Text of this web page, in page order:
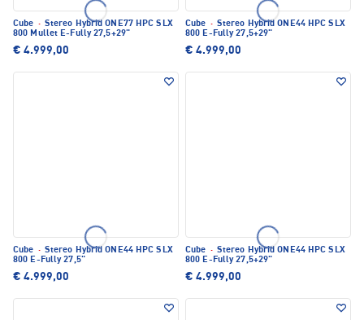
Cube · Stereo Hybrid ONE77 HPC SLX
800 Mullet E-Fully 27,5+29"
€ 4.999,00
Cube · Stereo Hybrid ONE44 HPC SLX
800 E-Fully 27,5+29"
€ 4.999,00
Cube · Stereo Hybrid ONE44 HPC SLX
800 E-Fully 27,5"
€ 4.999,00
Cube · Stereo Hybrid ONE44 HPC SLX
800 E-Fully 27,5+29"
€ 4.999,00